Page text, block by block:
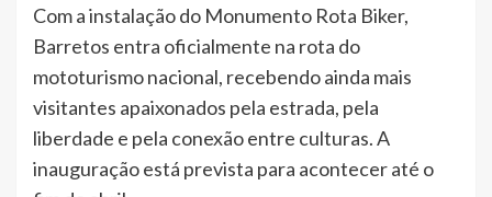
Com a instalação do Monumento Rota Biker,
Barretos entra oficialmente na rota do
mototurismo nacional, recebendo ainda mais
visitantes apaixonados pela estrada, pela
liberdade e pela conexão entre culturas. A
inauguração está prevista para acontecer até o